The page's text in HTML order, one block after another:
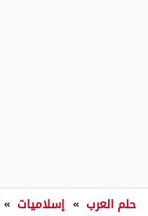
حلم العرب » إسلاميات »